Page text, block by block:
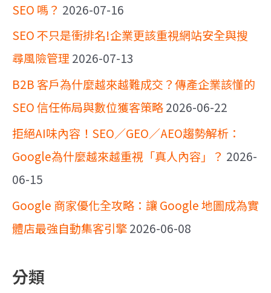
SEO 嗎？ 2026-07-16
SEO 不只是衝排名!企業更該重視網站安全與搜
尋風險管理 2026-07-13
B2B 客戶為什麼越來越難成交？傳產企業該懂的
SEO 信任佈局與數位獲客策略2026-06-22
拒絕AI味內容！SEO／GEO／AEO趨勢解析：
Google為什麼越來越重視「真人內容」？ 2026-
06-15
Google 商家優化全攻略：讓 Google 地圖成為實
體店最強自動集客引擎2026-06-08
分類